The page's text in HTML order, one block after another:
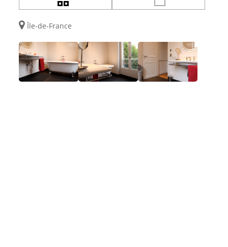
Île-de-France